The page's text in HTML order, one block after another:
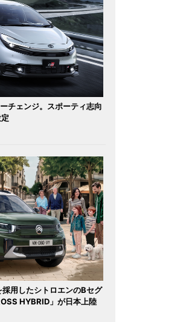
チェンジ。スポーティ志向
用したシトロエンのBセグ
HYBRID」が日本上陸